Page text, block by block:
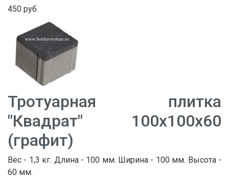
450 руб.
Тротуарная плитка
"Квадрат" 100х100х60
(графит)
Вес - 1,3 кг. Длина - 100 мм. Ширина - 100 мм. Высота -
60 мм.